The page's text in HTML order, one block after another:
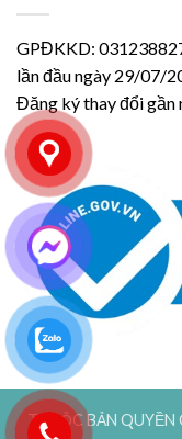
GPĐKKD:
lần đầu ngày 29/07/
Đăng ký thay đổi
THUỘC BẢN